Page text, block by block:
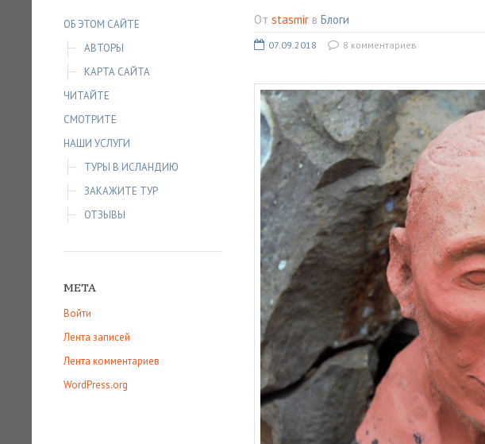
ОБ ЭТОМ САЙТЕ
АВТОРЫ
КАРТА САЙТА
ЧИТАЙТЕ
СМОТРИТЕ
НАШИ УСЛУГИ
ТУРЫ В ИСЛАНДИЮ
ЗАКАЖИТЕ ТУР
ОТЗЫВЫ
МЕТА
Войти
Лента записей
Лента комментариев
WordPress.org
От stasmir в Блоги
07.09.2018 8 комментариев